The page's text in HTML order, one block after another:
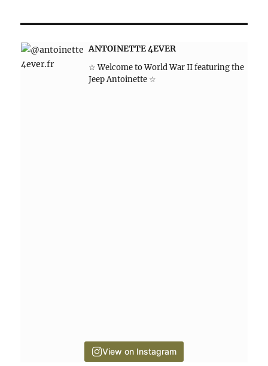
ANTOINETTE 4EVER
☆ Welcome to World War II featuring the
Jeep Antoinette ☆
View on Instagram